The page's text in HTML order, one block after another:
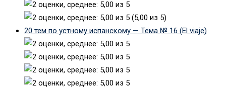
(5,00 из 5)
20 тем по устному испанскому — Тема № 16 (El viaje)